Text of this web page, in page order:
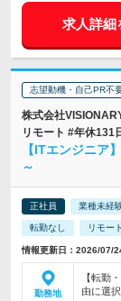
求人詳細
志望動機・自己PR不
株式会社
リモート #年休131
【ITエンジニア
～
正社員 業種未経
転勤なし リモー
情報更新日：2026/07/
勤務地
【転勤
由に選